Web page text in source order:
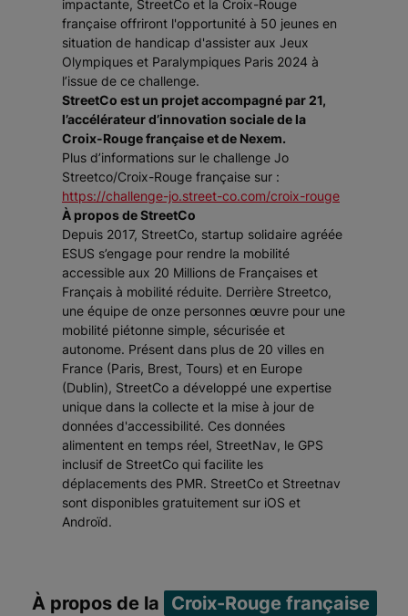
impactante, StreetCo et la Croix-Rouge
française offriront l'opportunité à 50 jeunes en
situation de handicap d'assister aux Jeux
Olympiques et Paralympiques Paris 2024 à
l’issue de ce challenge.
StreetCo est un projet accompagné par 21,
l’accélérateur d’innovation sociale de la
Croix-Rouge française et de Nexem.
Plus d’informations sur le challenge Jo
Streetco/Croix-Rouge française sur :
https://challenge-jo.street-co.com/croix-rouge
À propos de StreetCo
Depuis 2017, StreetCo, startup solidaire agréée
ESUS s’engage pour rendre la mobilité
accessible aux 20 Millions de Françaises et
Français à mobilité réduite. Derrière Streetco,
une équipe de onze personnes œuvre pour une
mobilité piétonne simple, sécurisée et
autonome. Présent dans plus de 20 villes en
France (Paris, Brest, Tours) et en Europe
(Dublin), StreetCo a développé une expertise
unique dans la collecte et la mise à jour de
données d'accessibilité. Ces données
alimentent en temps réel, StreetNav, le GPS
inclusif de StreetCo qui facilite les
déplacements des PMR. StreetCo et Streetnav
sont disponibles gratuitement sur iOS et
Androïd.
À propos de la Croix-Rouge française